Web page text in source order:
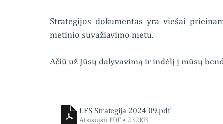
Strategijos dokumentas yra viešai
metinio suvažiavimo metu.
Ačiū už Jūsų dalyvavimą ir indėlį į mūsų
LFS Strategija 2024 09.pdf
Atsisiųsti PDF • 232KB